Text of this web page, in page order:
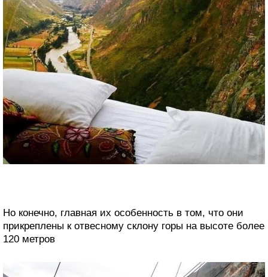
Но конечно, главная их особенность в том, что они
прикреплены к отвесному склону горы на высоте более
120 метров